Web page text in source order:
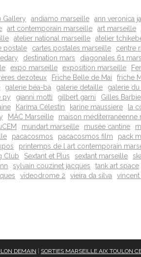
Gallery andiamo marseille ann veronica
art contemporain marseille art marseille
atelier national marseille atelier
postale cartes postales marseille centre
destination mars diagonales 61
expo marseille exposition marseille
dezoteux Friche Belle de Mai friche
galerie béa-ba galerie detaille galerie
py gianni motti gilbert garni Gilles
Karima Célestin karine maussiere la
MAC Marseille maison méditerranéenne
mundart marseille musée cantine
pacacosmos pacacosmos film pack
printemps de l art contemporain
Club Sextant et Plus sextant marseille
sylvain couzinet jacques tank art space
videodrome 2 vieira da silva
DEMAIN SORTIES MARSEILLE AIX TOULON